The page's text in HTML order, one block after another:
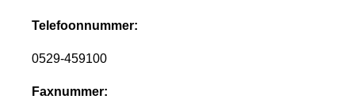
Telefoonnummer:
0529-459100
Faxnummer: